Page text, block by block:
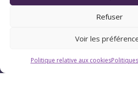
Refuser
Voir les
Politique relative aux cookies
Suivez